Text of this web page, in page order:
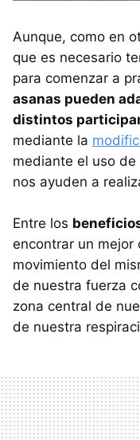
Aunque, como en
que es necesario
para comenzar a
asanas pueden
distintos
mediante la
mediante el uso de
nos ayuden a
Entre los
encontrar un mejor
movimiento del
de nuestra fuerza
zona central de
de nuestra